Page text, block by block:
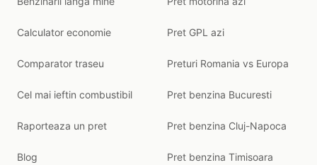
Calculator economie
Comparator traseu
Cel mai ieftin combustibil
Raporteaza un pret
Blog
Pret GPL azi
Preturi Romania vs Europa
Pret benzina Bucuresti
Pret benzina Cluj-Napoca
Pret benzina Timisoara